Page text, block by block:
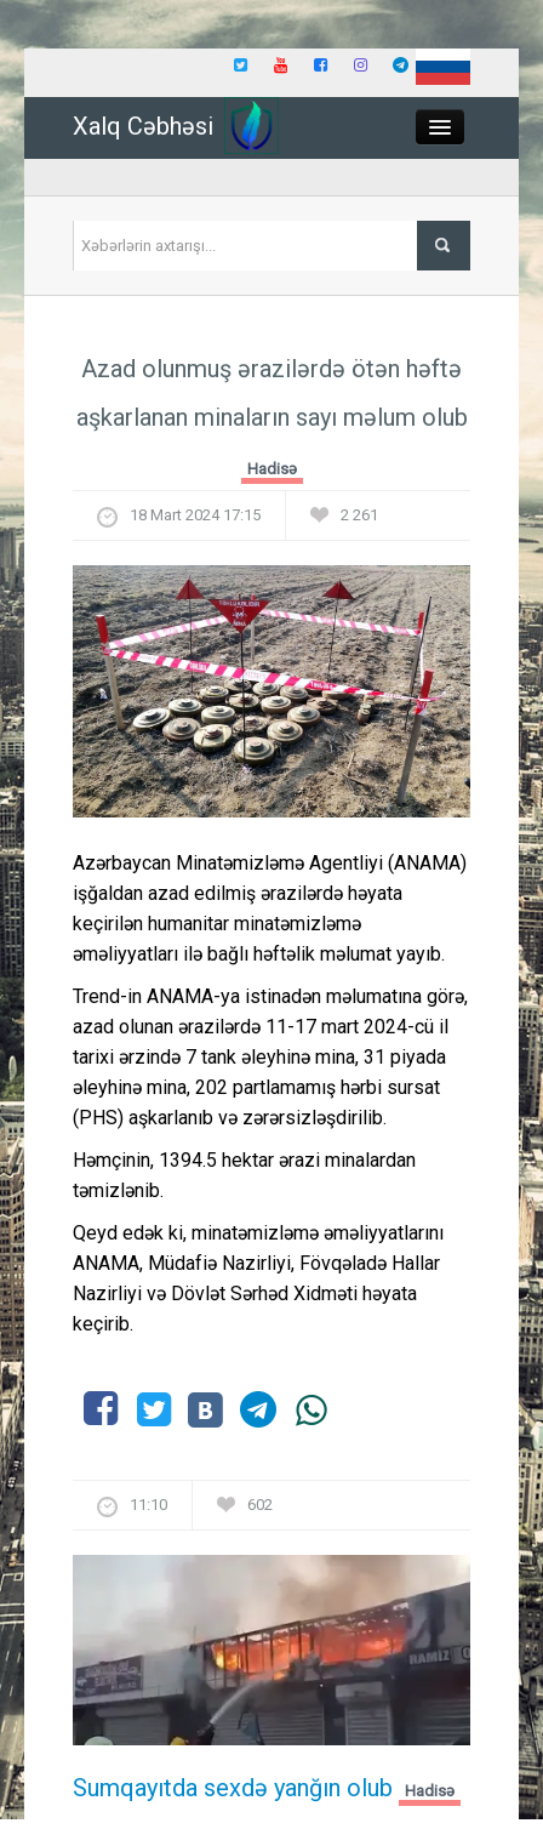
Xalq Cəbhəsi
İqtisadiyyat
Güney Azərbaycan
Mədəniyyət
Müsahibə
İdman
Layihə
Cəmiyyət
Peşə etikası
Əlaqə
Azad olunmuş ərazilərdə ötən həftə
aşkarlanan minaların sayı məlum olub
Hadisə
18 Mart 2024 17:15 2 261
Azərbaycan Minatəmizləmə Agentliyi (ANAMA)
işğaldan azad edilmiş ərazilərdə həyata
keçirilən humanitar minatəmizləmə
əməliyyatları ilə bağlı həftəlik məlumat yayıb.
Trend-in ANAMA-ya istinadən məlumatına görə,
azad olunan ərazilərdə 11-17 mart 2024-cü il
tarixi ərzində 7 tank əleyhinə mina, 31 piyada
əleyhinə mina, 202 partlamamış hərbi sursat
(PHS) aşkarlanıb və zərərsizləşdirilib.
Həmçinin, 1394.5 hektar ərazi minalardan
təmizlənib.
Qeyd edək ki, minatəmizləmə əməliyyatlarını
ANAMA, Müdafiə Nazirliyi, Fövqəladə Hallar
Nazirliyi və Dövlət Sərhəd Xidməti həyata
keçirib.
11:10 602
Sumqayıtda sexdə yanğın olub Hadisə